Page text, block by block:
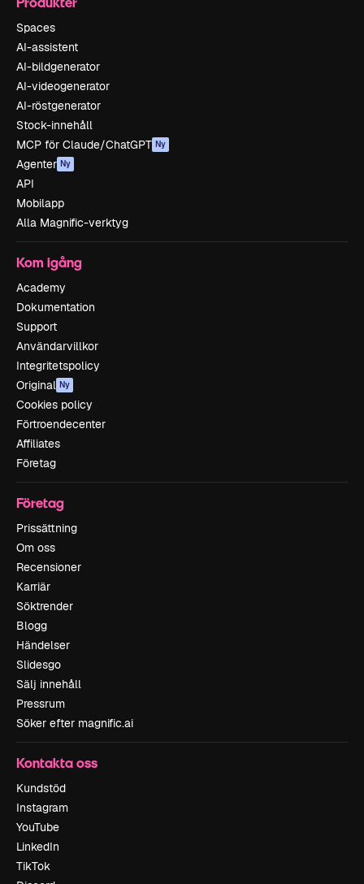
Spaces
AI-assistent
AI-bildgenerator
AI-videogenerator
AI-röstgenerator
Stock-innehåll
MCP för Claude/ChatGPT Ny
Agenter Ny
API
Mobilapp
Alla Magnific-verktyg
Kom igång
Academy
Dokumentation
Support
Användarvillkor
Integritetspolicy
Original Ny
Cookies policy
Förtroendecenter
Affiliates
Företag
Företag
Prissättning
Om oss
Recensioner
Karriär
Söktrender
Blogg
Händelser
Slidesgo
Sälj innehåll
Pressrum
Söker efter magnific.ai
Kontakta oss
Kundstöd
Instagram
YouTube
LinkedIn
TikTok